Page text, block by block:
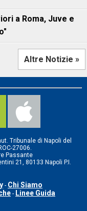
a Roma, Juve e
Altre Notizie »
Tribunale di Napoli del
27006.
Passante
21, 80133 Napoli P.I.
- Chi Siamo
- Linee Guida